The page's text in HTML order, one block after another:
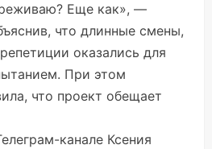
Еще как», —
что длинные смены,
оказались для
При этом
что проект обещает
канале Ксения